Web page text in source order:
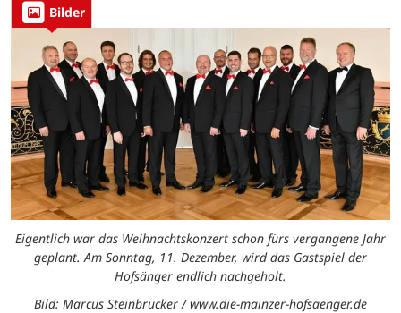
Bilder
Eigentlich war das Weihnachtskonzert schon fürs vergangene Jahr
geplant. Am Sonntag, 11. Dezember, wird das Gastspiel der
Hofsänger endlich nachgeholt.
Bild: Marcus Steinbrücker / www.die-mainzer-hofsaenger.de